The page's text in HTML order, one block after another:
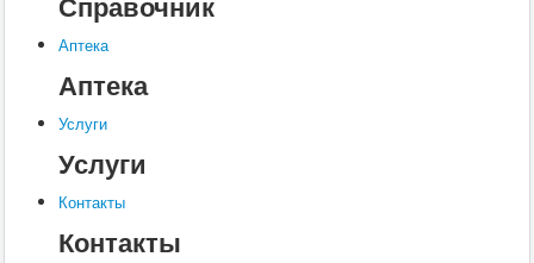
Аптека
Аптека
Услуги
Услуги
Контакты
Контакты